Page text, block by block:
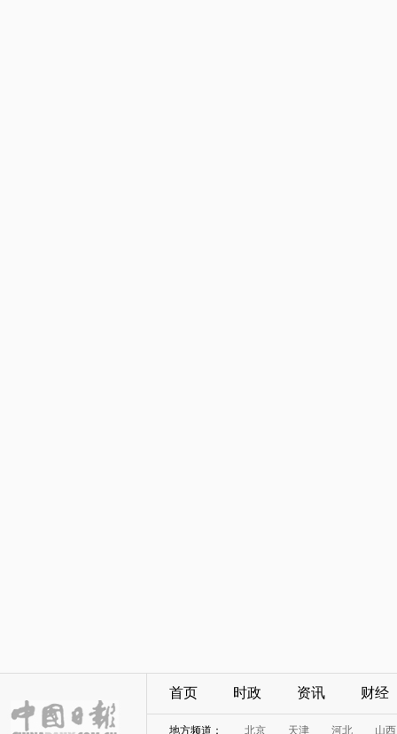
首页 时政 资讯 财经
地方频道： 北京 天津 河北 山西